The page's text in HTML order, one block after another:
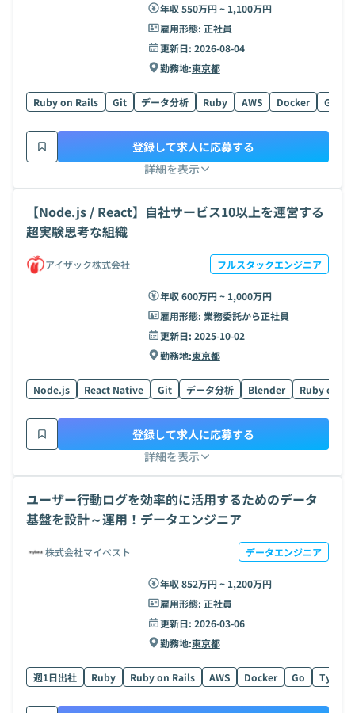
年収 550万円 ~ 1,100万円
雇用形態: 正社員
更新日: 2026-08-04
勤務地:東京都
Ruby on Rails Git データ分析 Ruby AWS Docker Go
詳細を表示
登録して求人に応募する
【Node.js / React】自社サービス10以上を運営する
超実験思考な組織
アイザック株式会社 フルスタックエンジニア
年収 600万円 ~ 1,000万円
雇用形態: 業務委託から正社員
更新日: 2025-10-02
勤務地:東京都
Node.js React Native Git データ分析 Blender Ruby on
詳細を表示
登録して求人に応募する
ユーザー行動ログを効率的に活用するためのデータ
基盤を設計～運用！データエンジニア
株式会社マイベスト データエンジニア
年収 852万円 ~ 1,200万円
雇用形態: 正社員
更新日: 2026-03-06
勤務地:東京都
週1日出社 Ruby Ruby on Rails AWS Docker Go